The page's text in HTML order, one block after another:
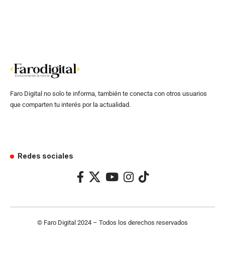
Faro Digital no solo te informa, también te conecta con otros usuarios
que comparten tu interés por la actualidad.
Redes sociales
© Faro Digital 2024 – Todos los derechos reservados